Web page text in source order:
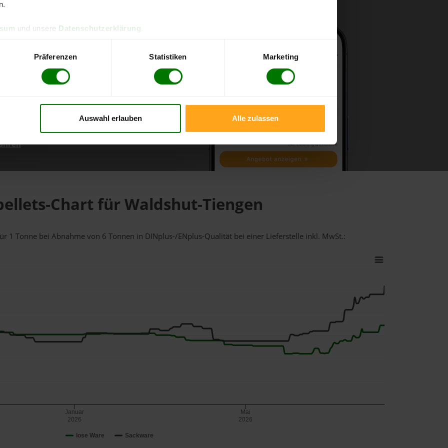
und unsere Datenschutzerklärung
Präferenzen Statistiken Marketing
Auswahl erlauben Alle zulassen
direkt online bestellen
aktuellen Stand
Chart für Waldshut-Tiengen
1 Tonne bei Abnahmevon 6 Tonnen in DINplus-/ENplus-Qualität bei einer Lieferstelle inkl. MwSt.:
lose Ware Sackware
Januar
2026
Mai
2026